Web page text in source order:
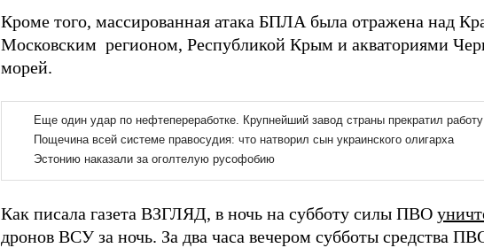
Кроме того, массированная атака БПЛА была отражена над
Московским регионом, Республикой Крым и акваториями
морей.
Как писала газета ВЗГЛЯД, в ночь на субботу силы ПВО
дронов ВСУ за ночь. За два часа вечером субботы средства